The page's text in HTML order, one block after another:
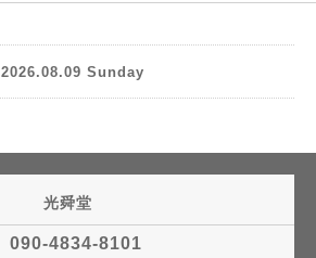
2026.08.09 Sunday
光舜堂
090-4834-8101